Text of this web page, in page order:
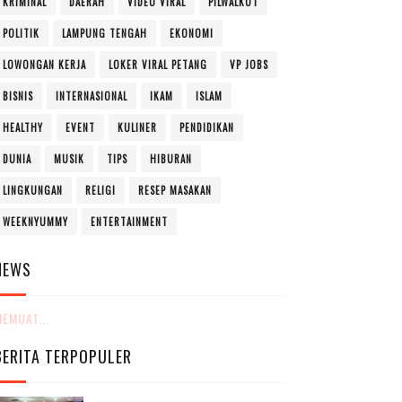
POLITIK LAMPUNG TENGAH EKONOMI
LOWONGAN KERJA LOKER VIRAL PETANG VP JOBS
BISNIS INTERNASIONAL IKAM ISLAM
HEALTHY EVENT KULINER PENDIDIKAN
DUNIA MUSIK TIPS HIBURAN
LINGKUNGAN RELIGI RESEP MASAKAN
WEEKNYUMMY ENTERTAINMENT
TERPOPULER